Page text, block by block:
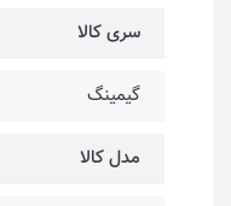
سری کالا
گیمینگ
مدل کالا